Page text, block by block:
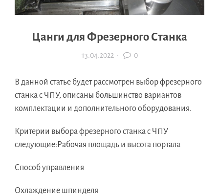
Цанги для Фрезерного Станка
13.04.2022· 0
В данной статье будет рассмотрен выбор фрезерного
станка с ЧПУ, описаны большинство вариантов
комплектации и дополнительного оборудования.
Критерии выбора фрезерного станка с ЧПУ
следующие:Рабочая площадь и высота портала
Способ управления
Охлаждение шпинделя